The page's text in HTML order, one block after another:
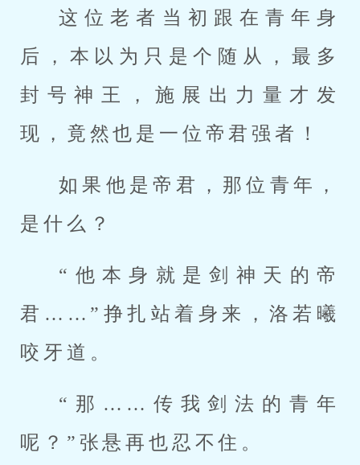
这位老者当初跟在青年身
后，本以为只是个随从，最多
封号神王，施展出力量才发
现，竟然也是一位帝君强者！
如果他是帝君，那位青年，
是什么？
“他本身就是剑神天的帝
君……”挣扎站着身来，洛若曦
咬牙道。
“那……传我剑法的青年
呢？”张悬再也忍不住。